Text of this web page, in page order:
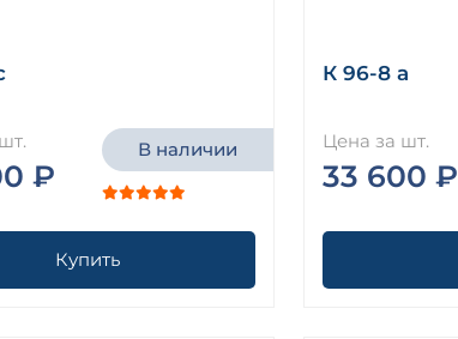
₽
В наличии
Купить
К 96-8 а
Цена за шт.
33 600 ₽